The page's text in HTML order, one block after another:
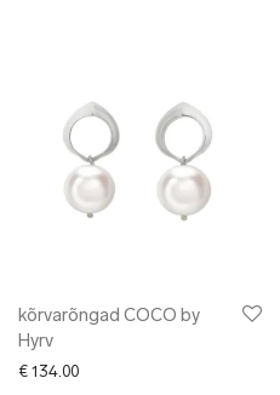
kõrvarõngad COCO by
Hyrv
€ 134.00